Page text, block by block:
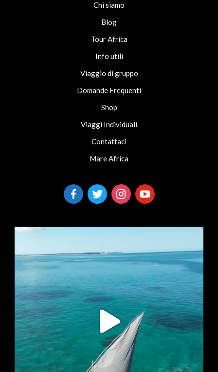
Chi siamo
Blog
Tour Africa
Info utili
Viaggio di gruppo
Domande Frequenti
Shop
Viaggi Individuali
Contattaci
Mare Africa
facebook-
alt
twitter instagramyoutube